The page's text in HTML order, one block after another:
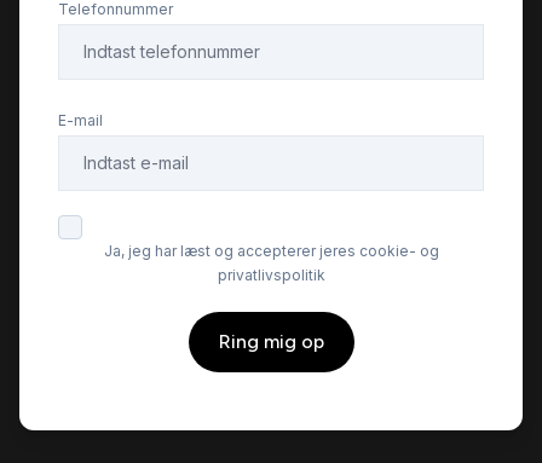
Højdejusterbart førersæde
Isofix
Kørecomputer
Musikstreaming via bluetooth
Telefonnummer
E-mail
Ja, jeg har læst og accepterer jeres cookie- og
privatlivspolitik
Ring mig op